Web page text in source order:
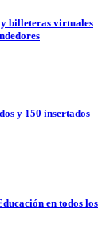
y billeteras virtuales
y 150 insertados
en todos los